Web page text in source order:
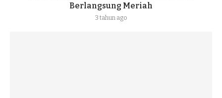
Berlangsung Meriah
3 tahun ago